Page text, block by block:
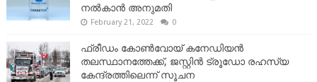
നൽകാൻ അനുമതി
February 21, 2022 0
ഫ്രീഡം കോണ്‍വോയ് കനേഡിയന്‍
തലസ്ഥാനത്തേക്ക്, ജസ്റ്റിൻ ട്രൂഡോ രഹസ്യ
കേന്ദ്രത്തിലെന്ന് സൂചന